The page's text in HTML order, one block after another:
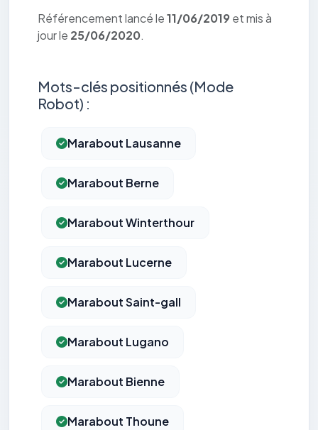
Référencement lancé le11/06/2019 et mis à
jour le 25/06/2020.
Mots-clés positionnés (Mode
Robot) :
Marabout Lausanne
Marabout Berne
Marabout Winterthour
Marabout Lucerne
Marabout Saint-gall
Marabout Lugano
Marabout Bienne
Marabout Thoune